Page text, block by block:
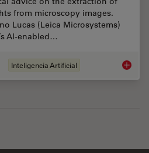
from microscopy images.
Lucas (Leica Microsystems)
AI-enabled…
Inteligencia Artificial 3D